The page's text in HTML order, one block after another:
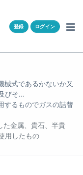
登録 ログイン
械式であるかないか又
びそ…
するものでガスの詰替
た金属、貴石、半貴
用したもの